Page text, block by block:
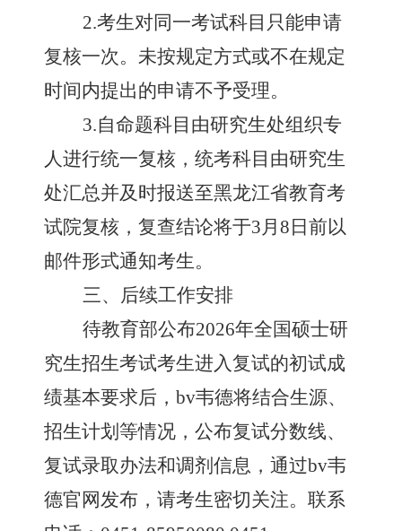
2.考生对同一考试科目只能申请
复核一次。未按规定方式或不在规定
时间内提出的申请不予受理。
3.自命题科目由研究生处组织专
人进行统一复核，统考科目由研究生
处汇总并及时报送至黑龙江省教育考
试院复核，复查结论将于3月 8 日前以
邮件形式通知考生。
三、后续工作安排
待教育部公布2026年全国硕士研
究生招生考试考生进入复试的初试成
绩基本要求后，bv韦德将结合生源、
招生计划等情况，公布复试分数线、
复试录取办法和调剂信息，通过bv韦
德官网发布，请考生密切关注。联系